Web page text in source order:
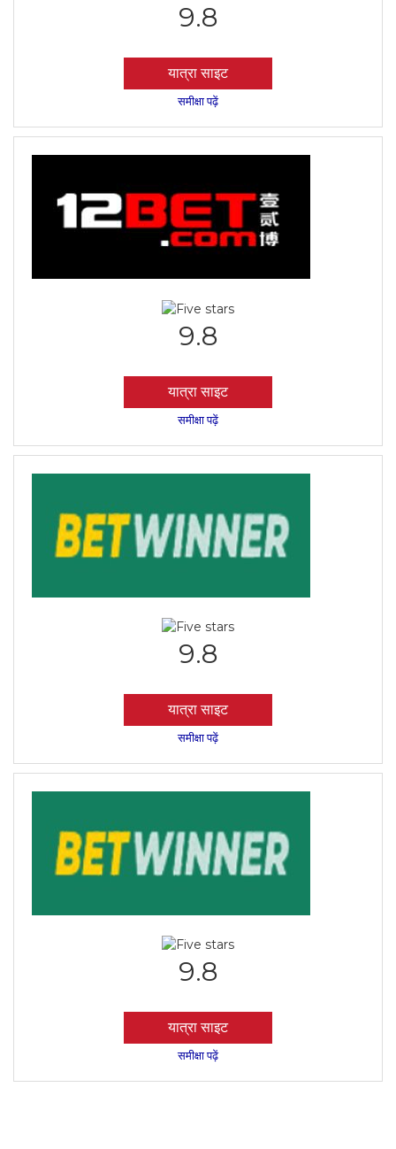
9.8
यात्रा साइट
समीक्षा पढ़ें
9.8
यात्रा साइट
समीक्षा पढ़ें
9.8
यात्रा साइट
समीक्षा पढ़ें
9.8
यात्रा साइट
समीक्षा पढ़ें